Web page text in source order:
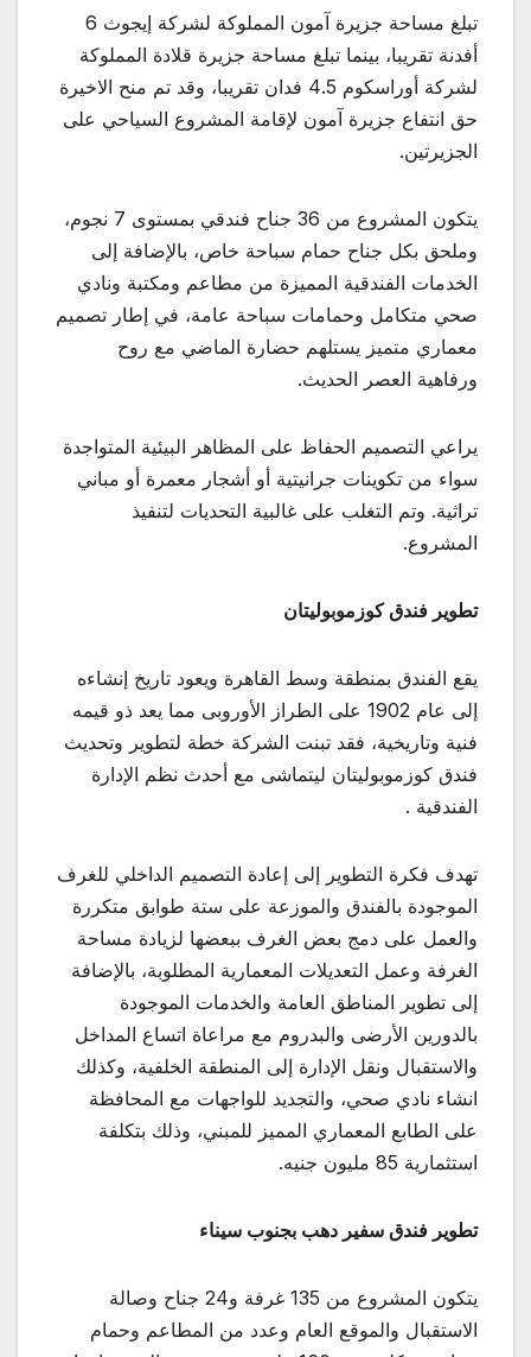
تبلغ مساحة جزيرة آمون المملوكة لشركة إيجوث 6
أفدنة تقريبا، بينما تبلغ مساحة جزيرة قلادة المملوكة
لشركة أوراسكوم 4.5 فدان تقريبا، وقد تم منح الاخيرة
حق انتفاع جزيرة آمون لإقامة المشروع السياحي على
الجزيرتين.
يتكون المشروع من 36 جناح فندقي بمستوى 7 نجوم،
وملحق بكل جناح حمام سباحة خاص، بالإضافة إلى
الخدمات الفندقية المميزة من مطاعم ومكتبة ونادي
صحي متكامل وحمامات سباحة عامة، في إطار تصميم
معماري متميز يستلهم حضارة الماضي مع روح
ورفاهية العصر الحديث.
يراعي التصميم الحفاظ على المظاهر البيئية المتواجدة
سواء من تكوينات جرانيتية أو أشجار معمرة أو مباني
تراثية. وتم التغلب على غالبية التحديات لتنفيذ
المشروع.
تطوير فندق كوزموبوليتان
يقع الفندق بمنطقة وسط القاهرة ويعود تاريخ إنشاءه
إلى عام 1902 على الطراز الأوروبى مما يعد ذو قيمه
فنية وتاريخية، فقد تبنت الشركة خطة لتطوير وتحديث
فندق كوزموبوليتان ليتماشى مع أحدث نظم الإدارة
الفندقية .
تهدف فكرة التطوير إلى إعادة التصميم الداخلي للغرف
الموجودة بالفندق والموزعة على ستة طوابق متكررة
والعمل على دمج بعض الغرف ببعضها لزيادة مساحة
الغرفة وعمل التعديلات المعمارية المطلوبة، بالإضافة
إلى تطوير المناطق العامة والخدمات الموجودة
بالدورين الأرضى والبدروم مع مراعاة اتساع المداخل
والاستقبال ونقل الإدارة إلى المنطقة الخلفية، وكذلك
انشاء نادي صحي، والتجديد للواجهات مع المحافظة
على الطابع المعماري المميز للمبني، وذلك بتكلفة
استثمارية 85 مليون جنيه.
تطوير فندق سفير دهب بجنوب سيناء
يتكون المشروع من 135 غرفة و24 جناح وصالة
الاستقبال والموقع العام وعدد من المطاعم وحمام